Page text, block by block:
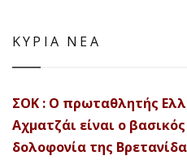
ΚΥΡΙΑ ΝΕΑ
ΣΟΚ : Ο πρωταθλητής
Αχματζάι είναι ο
δολοφονία της